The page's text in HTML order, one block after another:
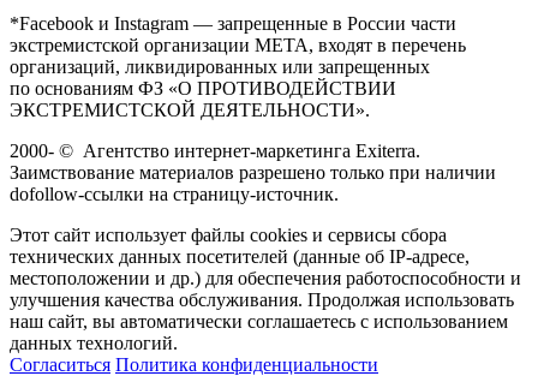
*Facebook и Instagram — запрещенные в России части
экстремистской организации META, входят в перечень
организаций, ликвидированных или запрещенных
по основаниям ФЗ «О ПРОТИВОДЕЙСТВИИ
ЭКСТРЕМИСТСКОЙ ДЕЯТЕЛЬНОСТИ».
2000- © Агентство интернет-маркетинга Exiterra.
Заимствование материалов разрешено только при наличии
dofollow-ссылки на страницу-источник.
Этот сайт использует файлы cookies и сервисы сбора
технических данных посетителей (данные об IP-адресе,
местоположении и др.) для обеспечения работоспособности и
улучшения качества обслуживания. Продолжая использовать
наш сайт, вы автоматически соглашаетесь с использованием
данных технологий.
Согласиться Политика конфиденциальности